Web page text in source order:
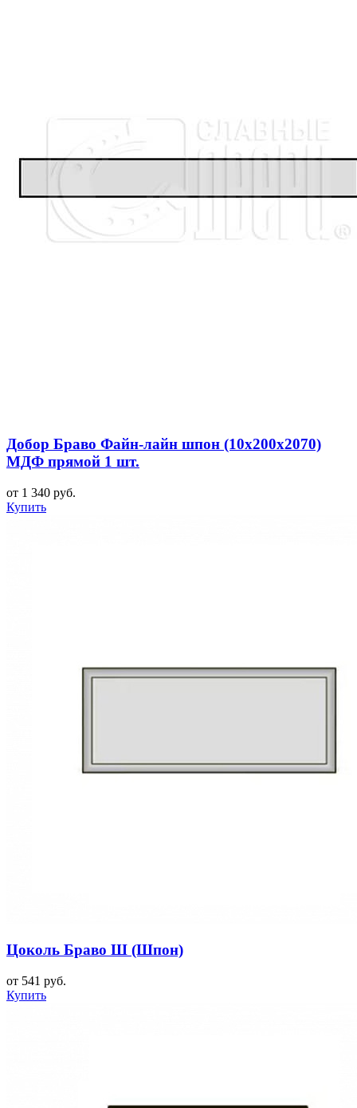
Добор Браво Файн-лайн шпон (10х200х2070)
МДФ прямой 1 шт.
от 1 340 руб.
Купить
Цоколь Браво Ш (Шпон)
от 541 руб.
Купить